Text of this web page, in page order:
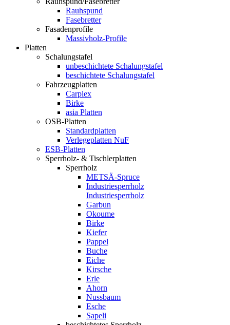
Rauhspund
Fasebretter
Fasadenprofile
Massivholz-Profile
Platten
Schalungstafel
unbeschichtete Schalungstafel
beschichtete Schalungstafel
Fahrzeugplatten
Carplex
Birke
asia Platten
OSB-Platten
Standardplatten
Verlegeplatten NuF
ESB-Platten
Sperrholz- & Tischlerplatten
Sperrholz
METSÄ-Spruce
Industriesperrholz
Industriesperrholz
Garbun
Okoume
Birke
Kiefer
Pappel
Buche
Eiche
Kirsche
Erle
Ahorn
Nussbaum
Esche
Sapeli